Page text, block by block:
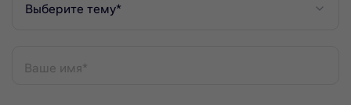
Выберите тему*
Ваше имя*